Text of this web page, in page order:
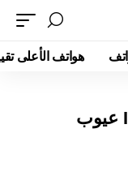
هواتف الأعلى
سعر ومواصفات Infinix Hot 30 عيوب